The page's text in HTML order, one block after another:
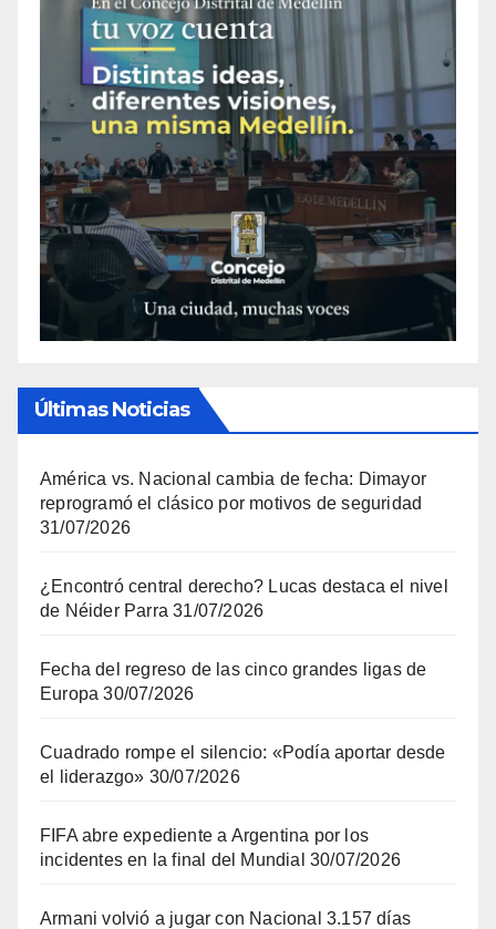
Últimas Noticias
América vs. Nacional cambia de fecha: Dimayor
reprogramó el clásico por motivos de seguridad
31/07/2026
¿Encontró central derecho? Lucas destaca el nivel
de Néider Parra 31/07/2026
Fecha del regreso de las cinco grandes ligas de
Europa 30/07/2026
Cuadrado rompe el silencio: «Podía aportar desde
el liderazgo» 30/07/2026
FIFA abre expediente a Argentina por los
incidentes en la final del Mundial 30/07/2026
Armani volvió a jugar con Nacional 3.157 días